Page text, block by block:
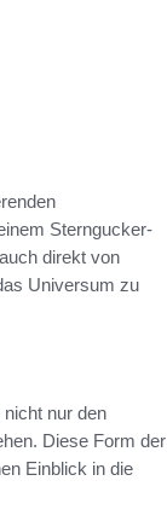
Sterngucker-
direkt von
Universum zu
nur den
Diese Form der
Einblick in die